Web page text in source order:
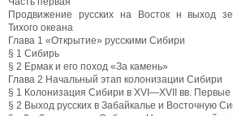
Продвижение русских на Восток н выход
Тихого океана
Глава 1 «Открытие» русскими Сибири
§ 1 Сибирь
§ 2 Ермак и его поход «За камень»
Глава 2 Начальный этап колонизации Сибири
§ 1 Колонизация Сибири в XVI—XVII вв. Первые
§ 2 Выход русских в Забайкалье и Восточную